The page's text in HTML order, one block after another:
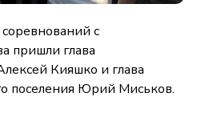
с
пришли глава
Кияшко и глава
поселения Юрий Миськов.